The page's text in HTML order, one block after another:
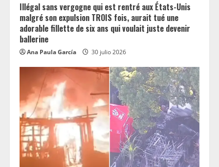
Illégal sans vergogne qui est rentré aux États-Unis
malgré son expulsion TROIS fois, aurait tué une
adorable fillette de six ans qui voulait juste devenir
ballerine
Ana Paula García 30 julio 2026